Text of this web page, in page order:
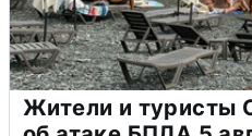
Жители и туристы